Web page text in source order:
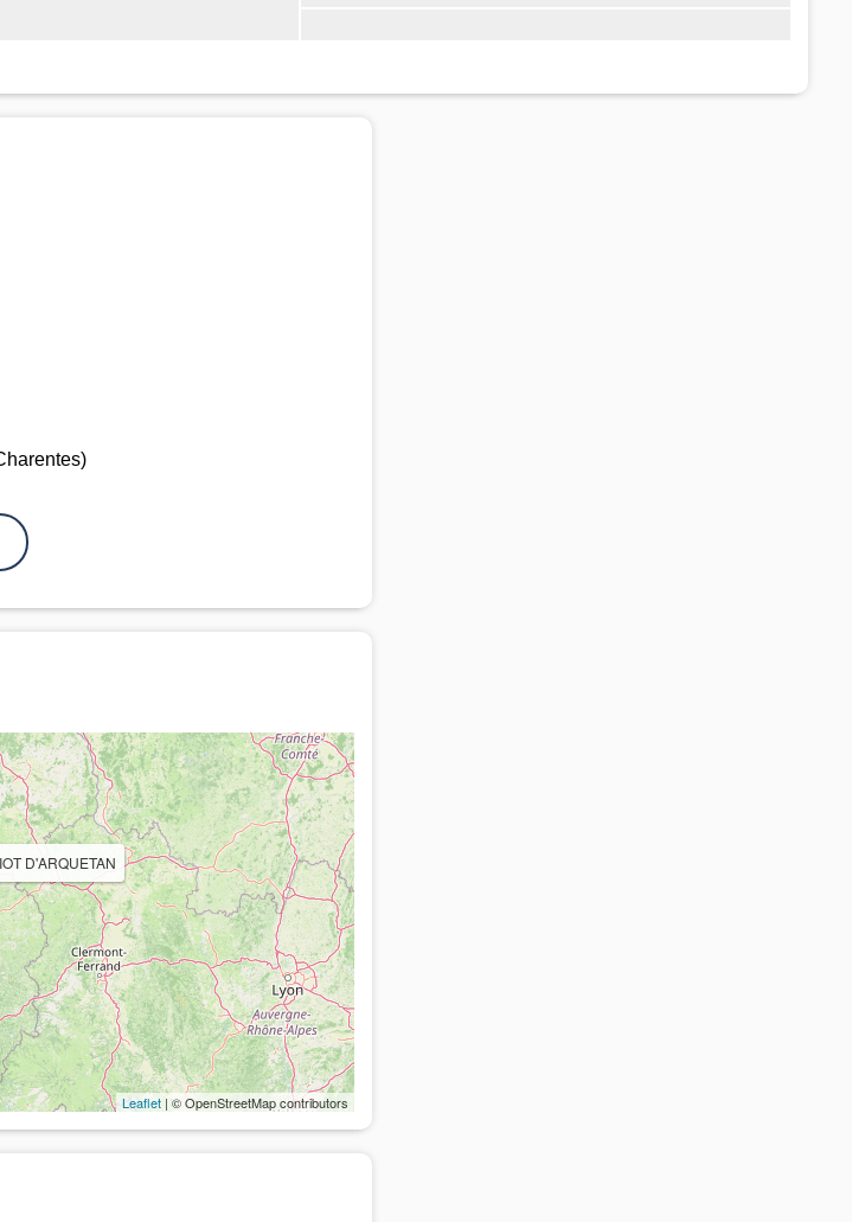
D'ARQUETAN
Leaflet | © OpenStreetMap contributors